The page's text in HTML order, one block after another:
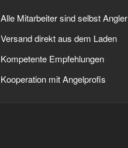
Alle Mitarbeiter sind selbst Angler
Versand direkt aus dem Laden
Kompetente Empfehlungen
Kooperation mit Angelprofis